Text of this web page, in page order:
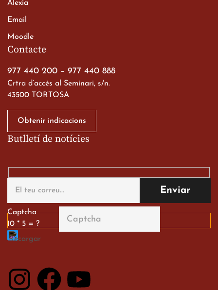
a les ciutats imperials
alumnes al Tortosa
English Festival
13 de març de 2026
Contacte
977 440 200 – 977 440 888
Crtra d’accés al Seminari, s/n.
43500 TORTOSA
Obtenir indicacions
Alexia
Email
Moodle
Butlletí de notícies
Captcha
10 * 5 = ?